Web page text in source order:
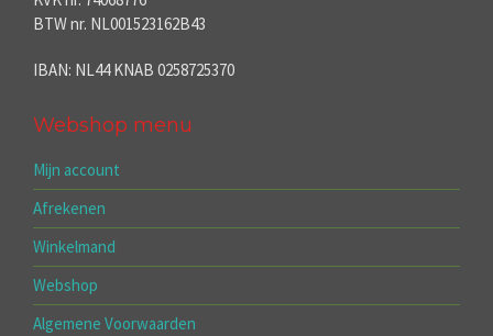
BTW nr. NL001523162B43
IBAN: NL44 KNAB 0258725370
Webshop menu
Mijn account
Afrekenen
Winkelmand
Webshop
Algemene Voorwaarden